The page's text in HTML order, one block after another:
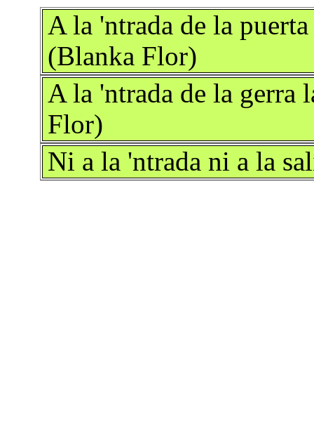
A la 'ntrada de la
(Blanka Flor)
A la 'ntrada de la gerra
Flor)
Ni a la 'ntrada ni a la